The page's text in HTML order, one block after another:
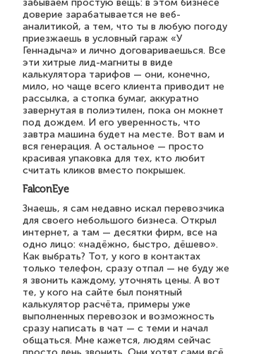
забываем простую вещь: в этом бизнесе
доверие зарабатывается не веб-
аналитикой, а тем, что ты в любую погоду
приезжаешь в условный гараж «У
Геннадыча» и лично договариваешься. Все
эти хитрые лид-магниты в виде
калькулятора тарифов — они, конечно,
мило, но чаще всего клиента приводит не
рассылка, а стопка бумаг, аккуратно
завернутая в полиэтилен, пока он мокнет
под дождем. И его уверенность, что
завтра машина будет на месте. Вот вам и
вся генерация. А остальное — просто
красивая упаковка для тех, кто любит
считать кликов вместо покрышек.
FalconEye
Знаешь, я сам недавно искал перевозчика
для своего небольшого бизнеса. Открыл
интернет, а там — десятки фирм, все на
одно лицо: «надёжно, быстро, дёшево».
Как выбрать? Тот, у кого в контактах
только телефон, сразу отпал — не буду же
я звонить каждому, уточнять цены. А вот
те, у кого на сайте был понятный
калькулятор расчёта, примеры уже
выполненных перевозок и возможность
сразу написать в чат — с теми и начал
общаться. Мне кажется, людям сейчас